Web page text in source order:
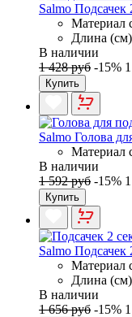
Salmo Подсачек
Материал
Длина
В наличии
1 428 руб -15%
Купить
Salmo Голова
Материал
В наличии
1 592 руб -15%
Купить
Salmo
Материал
Длина
В наличии
1 656 руб -15%